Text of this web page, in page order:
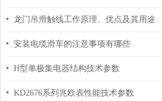
龙门吊滑触线工作原理、优点及其用途
安装电缆滑车的注意事项有哪些
H型单极集电器结构技术参数
KD2676系列兆欧表性能技术参数